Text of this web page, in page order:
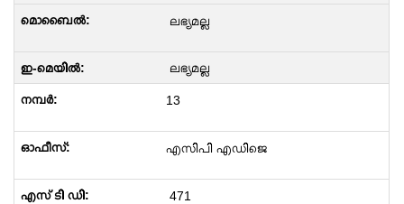
ലഭ്യമല്ല
ലഭ്യമല്ല
13
എസിപി എഡിജെ
471